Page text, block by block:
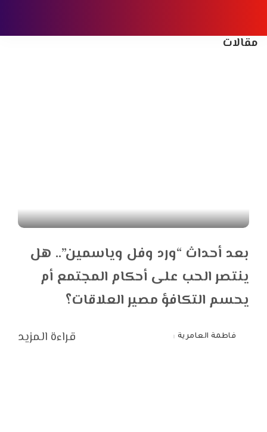
مقالات
بعد أحداث “ورد وفل وياسمين”.. هل
ينتصر الحب على أحكام المجتمع أم
يحسم التكافؤ مصير العلاقات؟
Postedفاطمة العامرية قراءة المزيد